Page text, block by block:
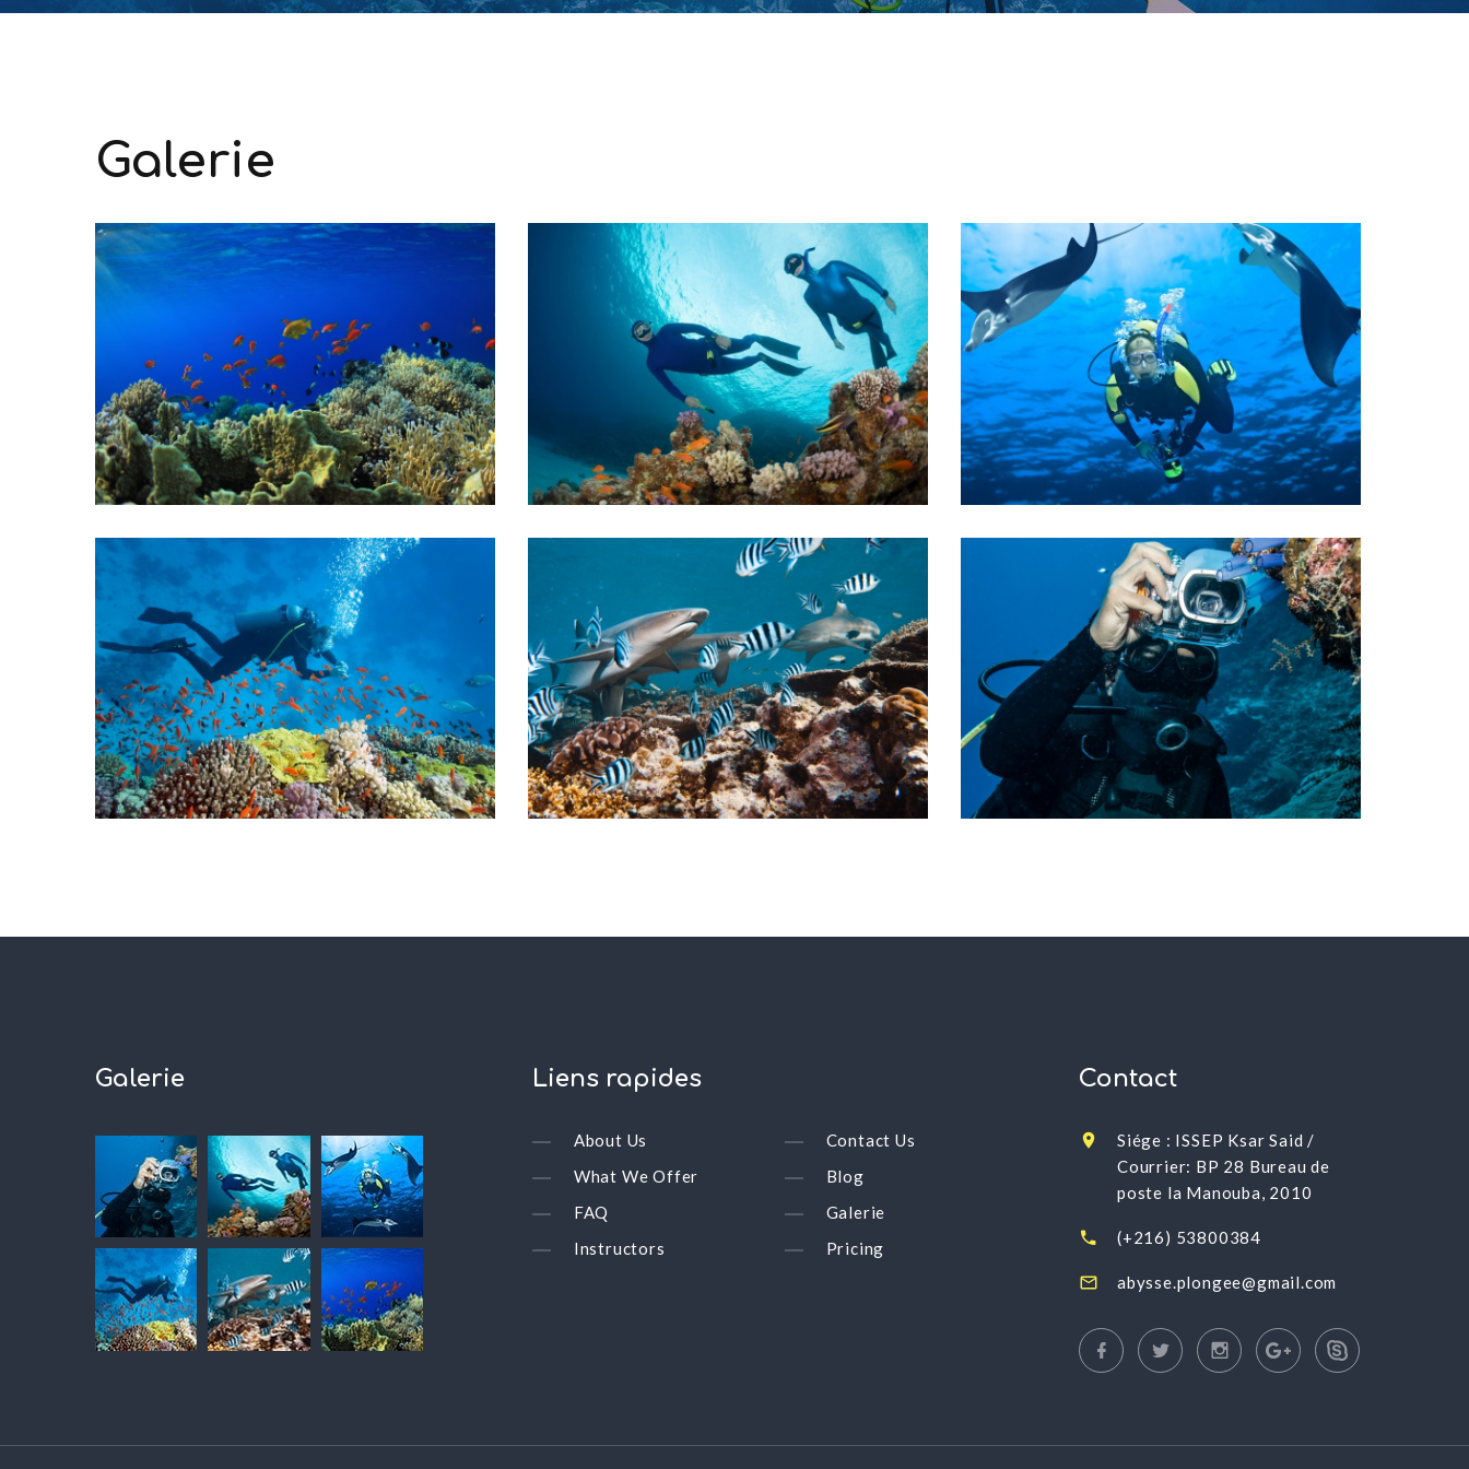
Galerie
Galerie Liens rapides
About Us
What We Offer
FAQ
Instructors
Contact Us
Blog
Galerie
Pricing
Contact
Siége : ISSEP Ksar Said /
Courrier: BP 28 Bureau de
poste la Manouba, 2010
(+216) 53800384
abysse.plongee@gmail.com